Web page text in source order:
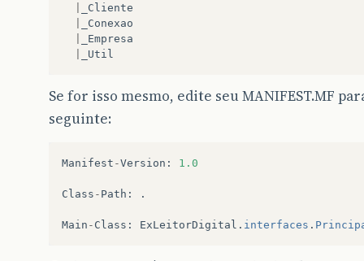
_Cliente
_Conexao
_Empresa
_Util
Se for isso mesmo, edite seu MANIFEST.MF
seguinte:
Manifest -Version : 1.0
Class - Path : .
Main - Class : ExLeitorDigital . interfaces .